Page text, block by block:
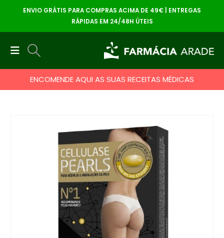
ENVIO GRÁTIS PARA COMPRAS ACIMA DE 49€ | ENTREGAS
RÁPIDAS EM 24/48H ÚTEIS
ENCOMENDE AQUI AS SUAS RECEITAS MÉDICAS